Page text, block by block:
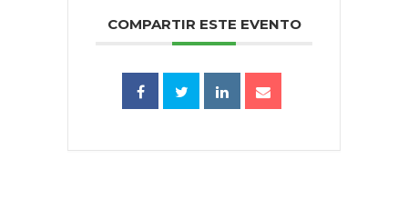
COMPARTIR ESTE EVENTO